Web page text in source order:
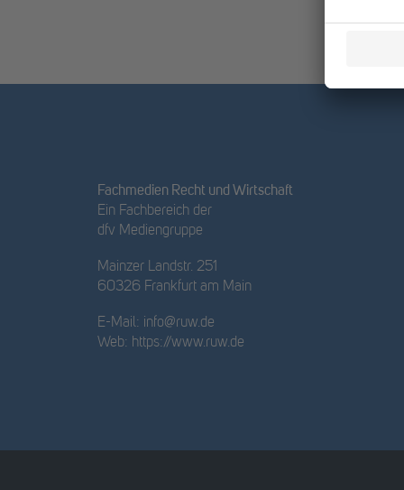
Fachmedien Recht und Wirtschaft
Ein Fachbereich der
dfv Mediengruppe
Mainzer Landstr. 251
60326 Frankfurt am Main
E-Mail: info@ruw.de
Web: https://www.ruw.de